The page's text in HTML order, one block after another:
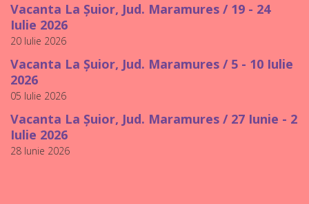
Vacanta La Șuior, Jud. Maramures / 19 - 24
Iulie 2026
20 Iulie 2026
Vacanta La Șuior, Jud. Maramures / 5 - 10 Iulie
2026
05 Iulie 2026
Vacanta La Șuior, Jud. Maramures / 27 Iunie - 2
Iulie 2026
28 Iunie 2026